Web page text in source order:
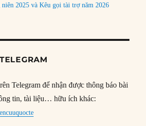
niên 2025 và Kêu gọi tài trợ năm 2026
Telegram để nhận được thông báo bài
tin, tài liệu… hữu ích khác: